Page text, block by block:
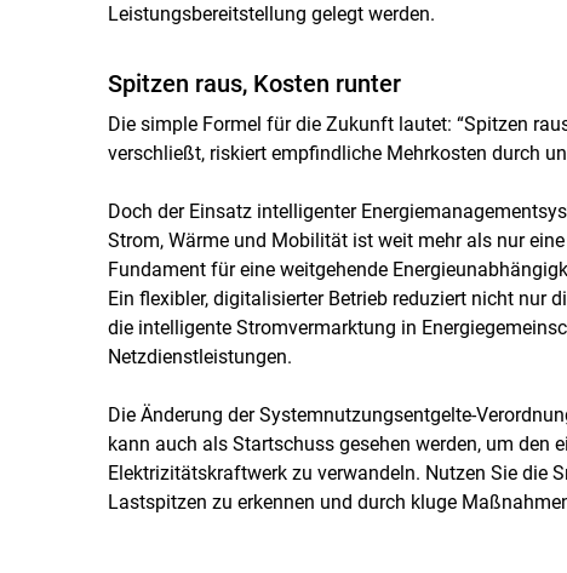
Leistungsbereitstellung gelegt werden.
Spitzen raus, Kosten runter
Die simple Formel für die Zukunft lautet: “Spitzen
verschließt, riskiert empfindliche Mehrkosten durch
Doch der Einsatz intelligenter
Strom, Wärme und Mobilität ist weit mehr als nur
Fundament für eine weitgehende
Ein flexibler, digitalisierter Betrieb reduziert nicht nur
die intelligente Stromvermarktung in
Netzdienstleistungen.
Die Änderung der Systemnutzungsentgelte-
kann auch als Startschuss gesehen werden, um den
Elektrizitätskraftwerk zu verwandeln. Nutzen Sie die
Lastspitzen zu erkennen und durch kluge